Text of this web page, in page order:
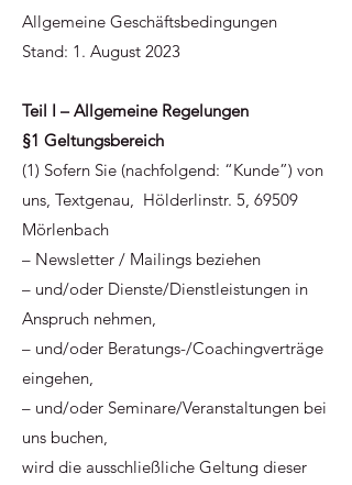
Allgemeine Geschäftsbedingungen
Stand: 1. August 2023
Teil I – Allgemeine Regelungen
§1 Geltungsbereich
(1) Sofern Sie (nachfolgend: “Kunde”) von
uns, Textgenau, Hölderlinstr. 5, 69509
Mörlenbach
– Newsletter / Mailings beziehen
– und/oder Dienste/Dienstleistungen in
Anspruch nehmen,
– und/oder Beratungs-/Coachingverträge
eingehen,
– und/oder Seminare/Veranstaltungen bei
uns buchen,
wird die ausschließliche Geltung dieser